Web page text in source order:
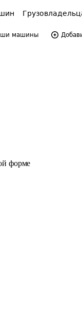
машины
форме